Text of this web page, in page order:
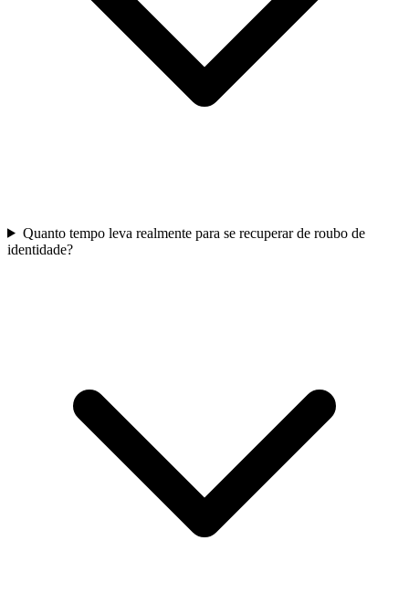
Quanto tempo leva realmente para se recuperar de roubo de
identidade?